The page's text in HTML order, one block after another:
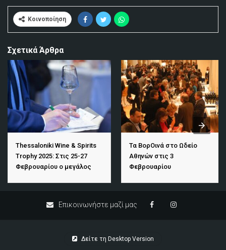
Κοινοποίηση
Σχετικά Άρθρα
Thessaloniki Wine & Spirits
Trophy 2025: Στις 25-27
Φεβρουαρίου ο μεγάλος
Τα ΒορΟινά στο Ωδείο
Αθηνών στις 3
Φεβρουαρίου
Επικοινωνήστε μαζί μας
Δείτε τη Desktop Version